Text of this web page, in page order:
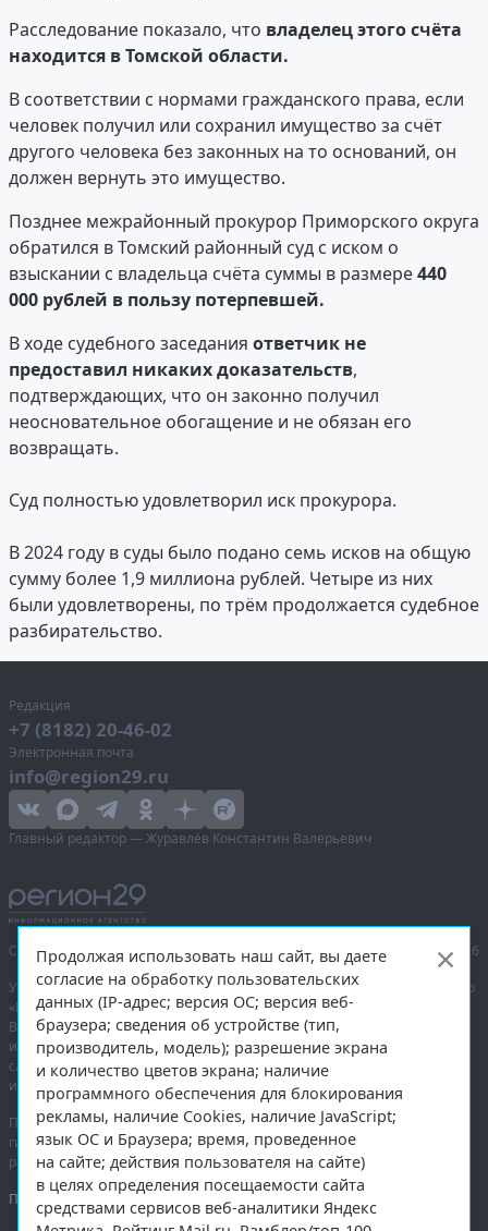
Расследование показало, что владелец этого счёта
находится в Томской области.
В соответствии с нормами гражданского права, если
человек получил или сохранил имущество за счёт
другого человека без законных на то оснований, он
должен вернуть это имущество.
Позднее межрайонный прокурор Приморского округа
обратился в Томский районный суд с иском о
взыскании с владельца счёта суммы в размере440
000 рублей в пользу потерпевшей.
В ходе судебного заседания ответчик не
предоставил никаких доказательств,
подтверждающих, что он законно получил
неосновательное обогащение и не обязан его
возвращать.
Суд полностью удовлетворил иск прокурора.
В 2024 году в суды было подано семь исков на общую
сумму более 1,9 миллиона рублей. Четыре из них
были удовлетворены, по трём продолжается судебное
разбирательство.
Редакция
+7 (8182) 20-46-02
Электронная почта
info@region29.ru
Главный редактор — Журавлёв Константин Валерьевич
Сетевое издание «Информационное агентство Регион 29»,
© 2016–2026
Учредитель — общество с ограниченной ответственностью «Агентство
«Правда Севера».
Выписка из реестра зарегистрированных средств массовой
информации:ЭЛ № ФС 77-74226от 09.11.2018 выдано Федеральной
службой по надзору в сфере связи, информационных технологий
и массовых коммуникаций (Роскомнадзор).
При полном или частичном использовании любых материалов
гиперссылка на region29.ruобязательна. Копирование материалов без
разрешения администрации сайта запрещено.
Правовая информация
Продолжая использовать наш сайт, вы даете
согласие на обработку пользовательских
данных (IP-адрес; версия ОС; версия веб-
браузера; сведения об устройстве (тип,
производитель, модель); разрешение экрана
и количество цветов экрана; наличие
программного обеспечения для блокирования
рекламы, наличие Cookies, наличие JavaScript;
язык ОС и Браузера; время, проведенное
на сайте; действия пользователя на сайте)
в целях определения посещаемости сайта
средствами сервисов веб-аналитики Яндекс